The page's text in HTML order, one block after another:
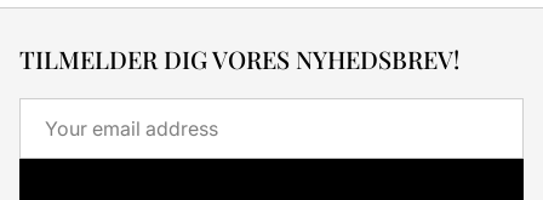
TILMELDER DIG VORES NYHEDSBREV!
Email